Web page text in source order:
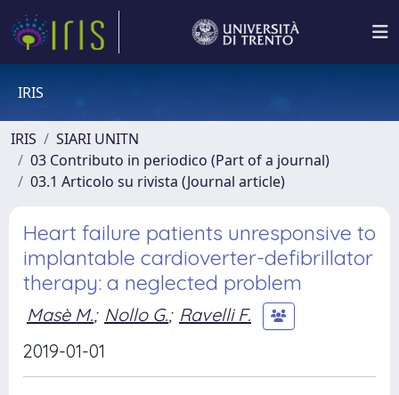
IRIS
IRIS
SIARI UNITN
03 Contributo in periodico (Part of a journal)
03.1 Articolo su rivista (Journal article)
Heart failure patients unresponsive to
implantable cardioverter-defibrillator
therapy: a neglected problem
Masè M.; Nollo G.; Ravelli F.
2019-01-01